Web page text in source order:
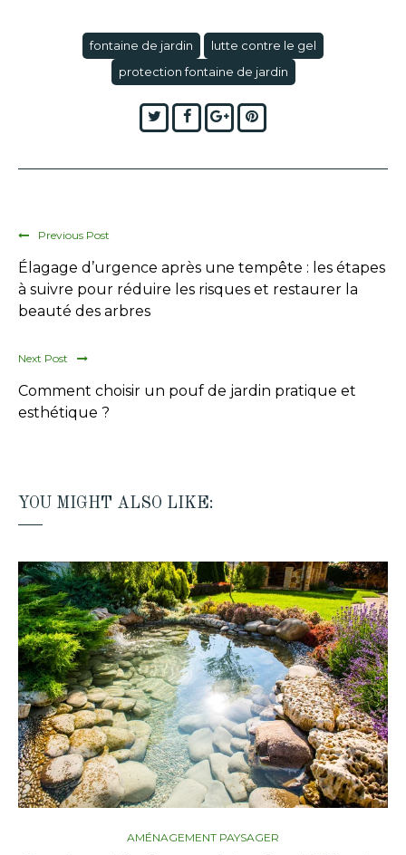
fontaine de jardin
lutte contre le gel
protection fontaine de jardin
TwitterFacebook
Google+Pinterest
Previous Post
Élagage d’urgence après une tempête : les étapes
à suivre pour réduire les risques et restaurer la
beauté des arbres
Next Post
Comment choisir un pouf de jardin pratique et
esthétique ?
YOU MIGHT ALSO LIKE:
AMÉNAGEMENT PAYSAGER